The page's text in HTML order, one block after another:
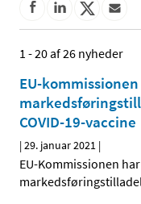
1 - 20 af 26 nyheder
EU-
COVID-19-vaccine
|29. januar 2021 |
EU-Kommissionen